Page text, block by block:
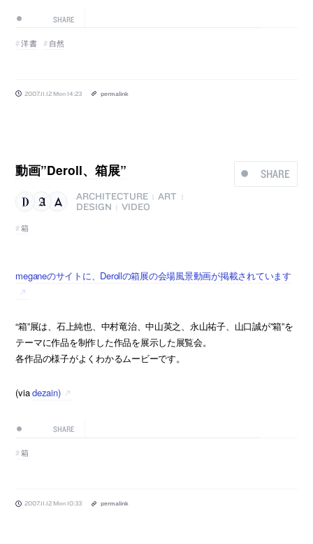
SHARE
洋書 自然
2007.11.12 Mon 14:23 permalink
SHARE
動画”Deroll、箱展”
ARCHITECTURE ART
DESIGN
VIDEO
箱
meganeのサイトに、Derollの箱展の会場風景動画が掲載されています
“箱”展は、石上純也、中村竜治、中山英之、永山祐子、山口誠が”箱”を
テーマに作品を制作した作品を展示した展覧会。
各作品の様子がよくわかるムービーです。
(viadezain)
SHARE
箱
2007.11.12 Mon 10:33 permalink